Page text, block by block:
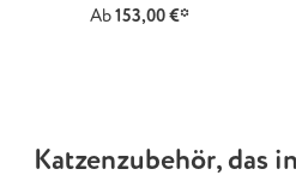
Ab153,00 €*
Katzenzubehör, das